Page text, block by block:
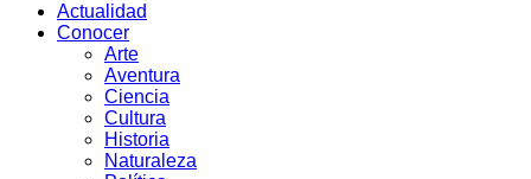
Actualidad
Conocer
Arte
Aventura
Ciencia
Cultura
Historia
Naturaleza